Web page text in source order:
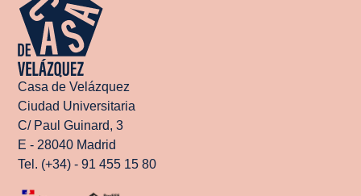
Casa de Velázquez
Ciudad Universitaria
C/ Paul Guinard, 3
E - 28040 Madrid
Tel. (+34) - 91 455 15 80